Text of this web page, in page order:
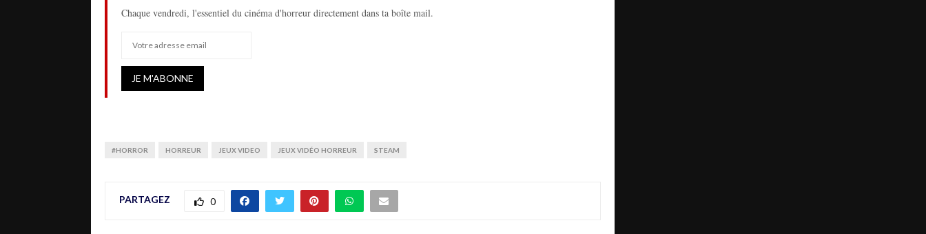
Chaque vendredi, l'essentiel du cinéma d'horreur directement dans ta boîte mail.
#HORROR HORREUR JEUX VIDEO JEUX VIDÉO HORREUR STEAM
PARTAGEZ 0